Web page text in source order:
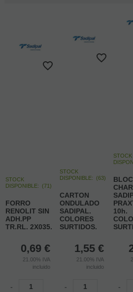
STOCK
DISPONIBLE: (71)
FORRO
RENOLIT SIN
ADH.PP
TR.RL. 2X035.
0,69 €
21.00% IVA
incluido
-
STOCK
DISPONIBLE:
(63)
CARTON
ONDULADO
SADIPAL.
COLORES
SURTIDOS.
1,55 €
21.00% IVA
incluido
-
STOCK
10h.
-